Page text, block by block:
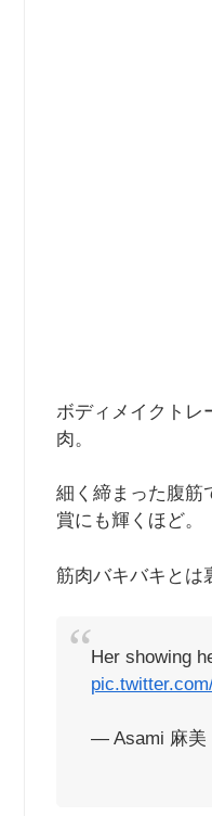
ボディメイクトレ
肉。
細く締まった腹筋
賞にも輝くほど。
筋肉バキバキとは
Her showing
— Asami 麻美